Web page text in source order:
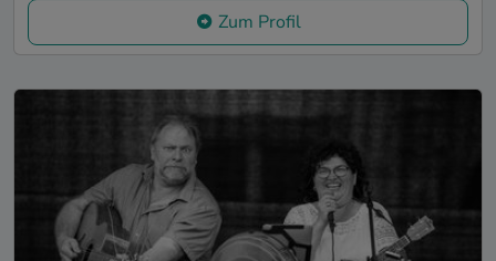
Zum Profil